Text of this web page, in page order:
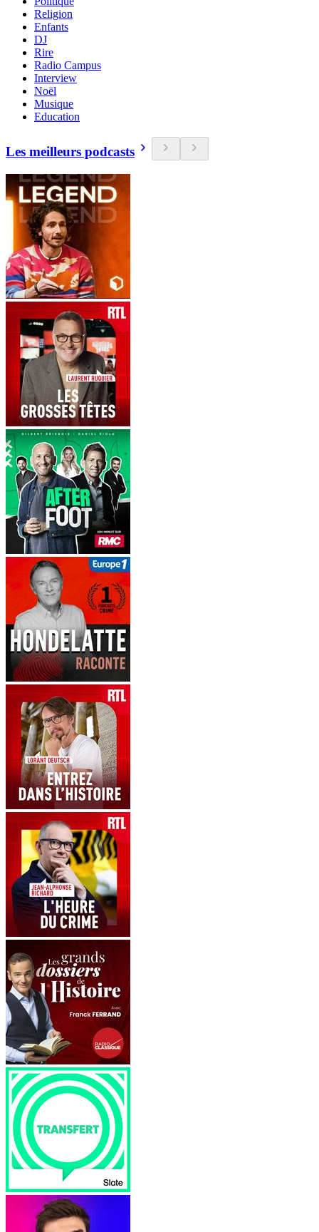
Religion
Enfants
DJ
Rire
Radio Campus
Interview
Noël
Musique
Education
Les meilleurs podcasts